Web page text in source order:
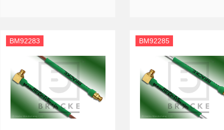
BM92283 BM92285